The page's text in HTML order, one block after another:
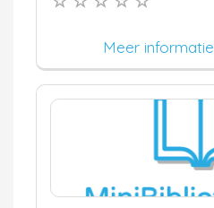
Meer informatie